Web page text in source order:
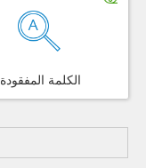
الكلمة المفقودة